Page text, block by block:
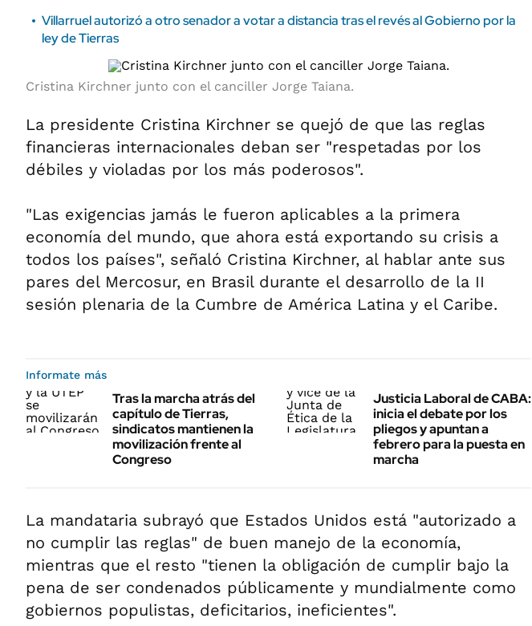
Villarruel autorizó a otro senador a votar a distancia tras el revés al Gobierno por la
ley de Tierras
Cristina Kirchner junto con el canciller Jorge Taiana.
La presidente Cristina Kirchner se quejó de que las reglas
financieras internacionales deban ser "respetadas por los
débiles y violadas por los más poderosos".
"Las exigencias jamás le fueron aplicables a la primera
economía del mundo, que ahora está exportando su crisis a
todos los países", señaló Cristina Kirchner, al hablar ante sus
pares del Mercosur, en Brasil durante el desarrollo de la II
sesión plenaria de la Cumbre de América Latina y el Caribe.
Informate más
Tras la marcha atrás del
capítulo de Tierras,
sindicatos mantienen la
movilización frente al
Congreso
Justicia Laboral de CABA:
inicia el debate por los
pliegos y apuntan a
febrero para la puesta en
marcha
La mandataria subrayó que Estados Unidos está "autorizado a
no cumplir las reglas" de buen manejo de la economía,
mientras que el resto "tienen la obligación de cumplir bajo la
pena de ser condenados públicamente y mundialmente como
gobiernos populistas, deficitarios, ineficientes".